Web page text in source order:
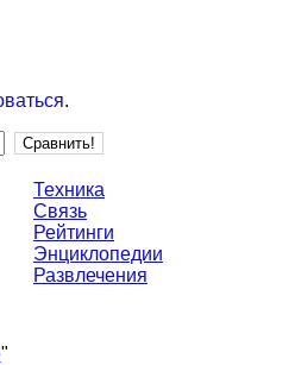
.
Техника
Связь
Рейтинги
Энциклопедии
Развлечения
"